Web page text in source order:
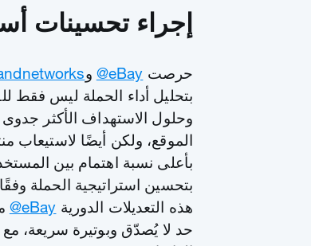
إجراء تحسينات
حرصت ‎@eBay و
بتحليل أداء الحملة ليس فقط
وحلول الاستهداف الأكثر
بأعلى نسبة اهتمام بين
بتحسين استراتيجية الحملة
هذه التعديلات الدورية ‎@eBay
حد لا يُصدّق وبوتيرة سريعة،